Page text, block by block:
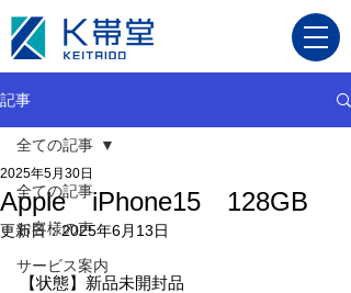
記事
全ての記事
お客様の声
サービス案内
全ての記事
Apple iPhone15 128GB
2025年5月30日
更新日：2025年6月13日
【状態】新品未開封品